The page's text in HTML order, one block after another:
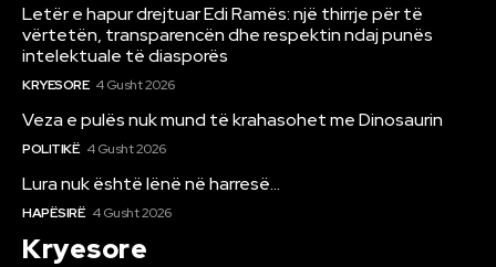
Letër e hapur drejtuar Edi Ramës: një thirrje për të
vërtetën, transparencën dhe respektin ndaj punës
intelektuale të diasporës
KRYESORE 4 Gusht 2026
Veza e pulës nuk mund të krahasohet me Dinosaurin
POLITIKË 4 Gusht 2026
Lura nuk është lënë në harresë…
HAPËSIRË 4 Gusht 2026
Kryesore